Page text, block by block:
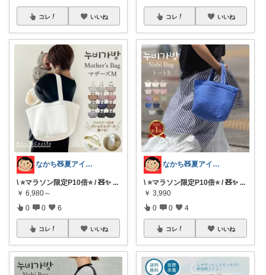
コレ いいね
なかち🧸夏アイテム＆便利グッズ✨
\ ⭐️マラソン限定P10倍⭐️ / 🧸✨ ...
￥ 6,980～
0 0 6
コレ いいね
コレ いいね
なかち🧸夏アイテム＆便利グッズ✨
\ ⭐️マラソン限定P10倍⭐️ / 🧸✨ ...
￥ 3,990
0 0 4
コレ いいね